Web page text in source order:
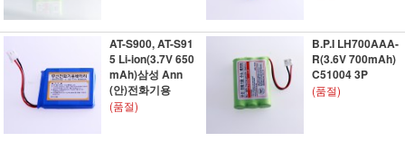
AT-S900, AT-S91
5 Li-ion(3.7V 650
mAh)삼성 Ann
(안)전화기용
(품절)
B.P.I LH700AAA-
R(3.6V 700mAh)
C51004 3P
(품절)